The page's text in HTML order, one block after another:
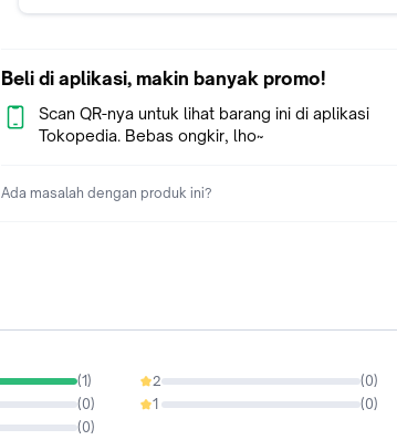
Beli di aplikasi, makin banyak promo!
Scan QR-nya untuk lihat barang ini di aplikasi
Tokopedia. Bebas ongkir, lho~
Ada masalah dengan produk ini?
(1)
(0)
(0)
2 (0)
0%
1 (0)
0%